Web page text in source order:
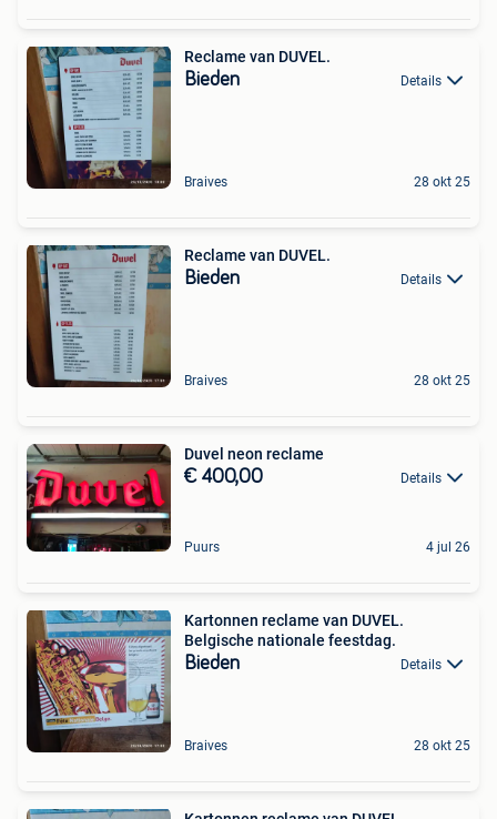
Reclame van DUVEL.
Bieden Details
Braives 28 okt 25
Reclame van DUVEL.
Bieden Details
Braives 28 okt 25
Duvel neon reclame
€ 400,00 Details
Puurs 4 jul 26
Kartonnen reclame van DUVEL.
Belgische nationale feestdag.
Bieden Details
Braives 28 okt 25